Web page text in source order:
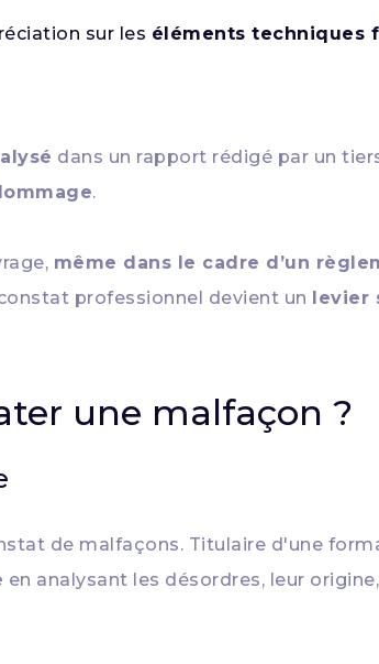
sur les éléments techniques
dans un rapport rédigé par un
.
même dans le cadre d’un
professionnel devient un levier
une malfaçon ?
de malfaçons. Titulaire d'une
en analysant les désordres, leur